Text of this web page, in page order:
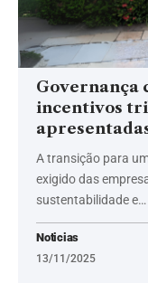
Governança
incentivos
A transição para
exigido das
sustentabilidade e…
Noticias
13/11/2025